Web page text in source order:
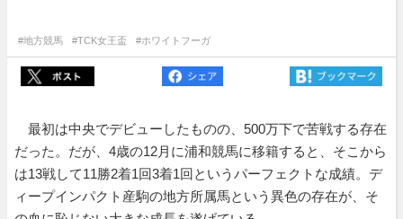
#地方競馬 #TCK女王盃 #ホワイトフーガ
最初は中央でデビューしたものの、500万下で苦戦する存在
だった。だが、4歳の12月に浦和競馬に移籍すると、そこから
は13戦して11勝2着1回3着1回というパーフェクトな成績。デ
ィープインパクト産駒の地方所属馬という異色の存在が、そ